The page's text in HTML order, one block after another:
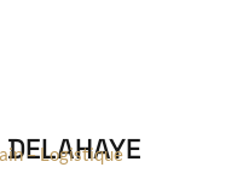
– Logistique